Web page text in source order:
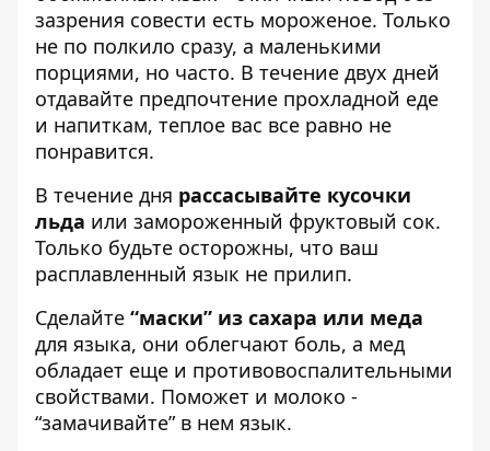
зазрения совести есть мороженое. Только
не по полкило сразу, а маленькими
порциями, но часто. В течение двух дней
отдавайте предпочтение прохладной еде
и напиткам, теплое вас все равно не
понравится.
В течение дня рассасывайте кусочки
льда или замороженный фруктовый сок.
Только будьте осторожны, что ваш
расплавленный язык не прилип.
Сделайте “маски” из сахара или меда
для языка, они облегчают боль, а мед
обладает еще и противовоспалительными
свойствами. Поможет и молоко -
“замачивайте” в нем язык.